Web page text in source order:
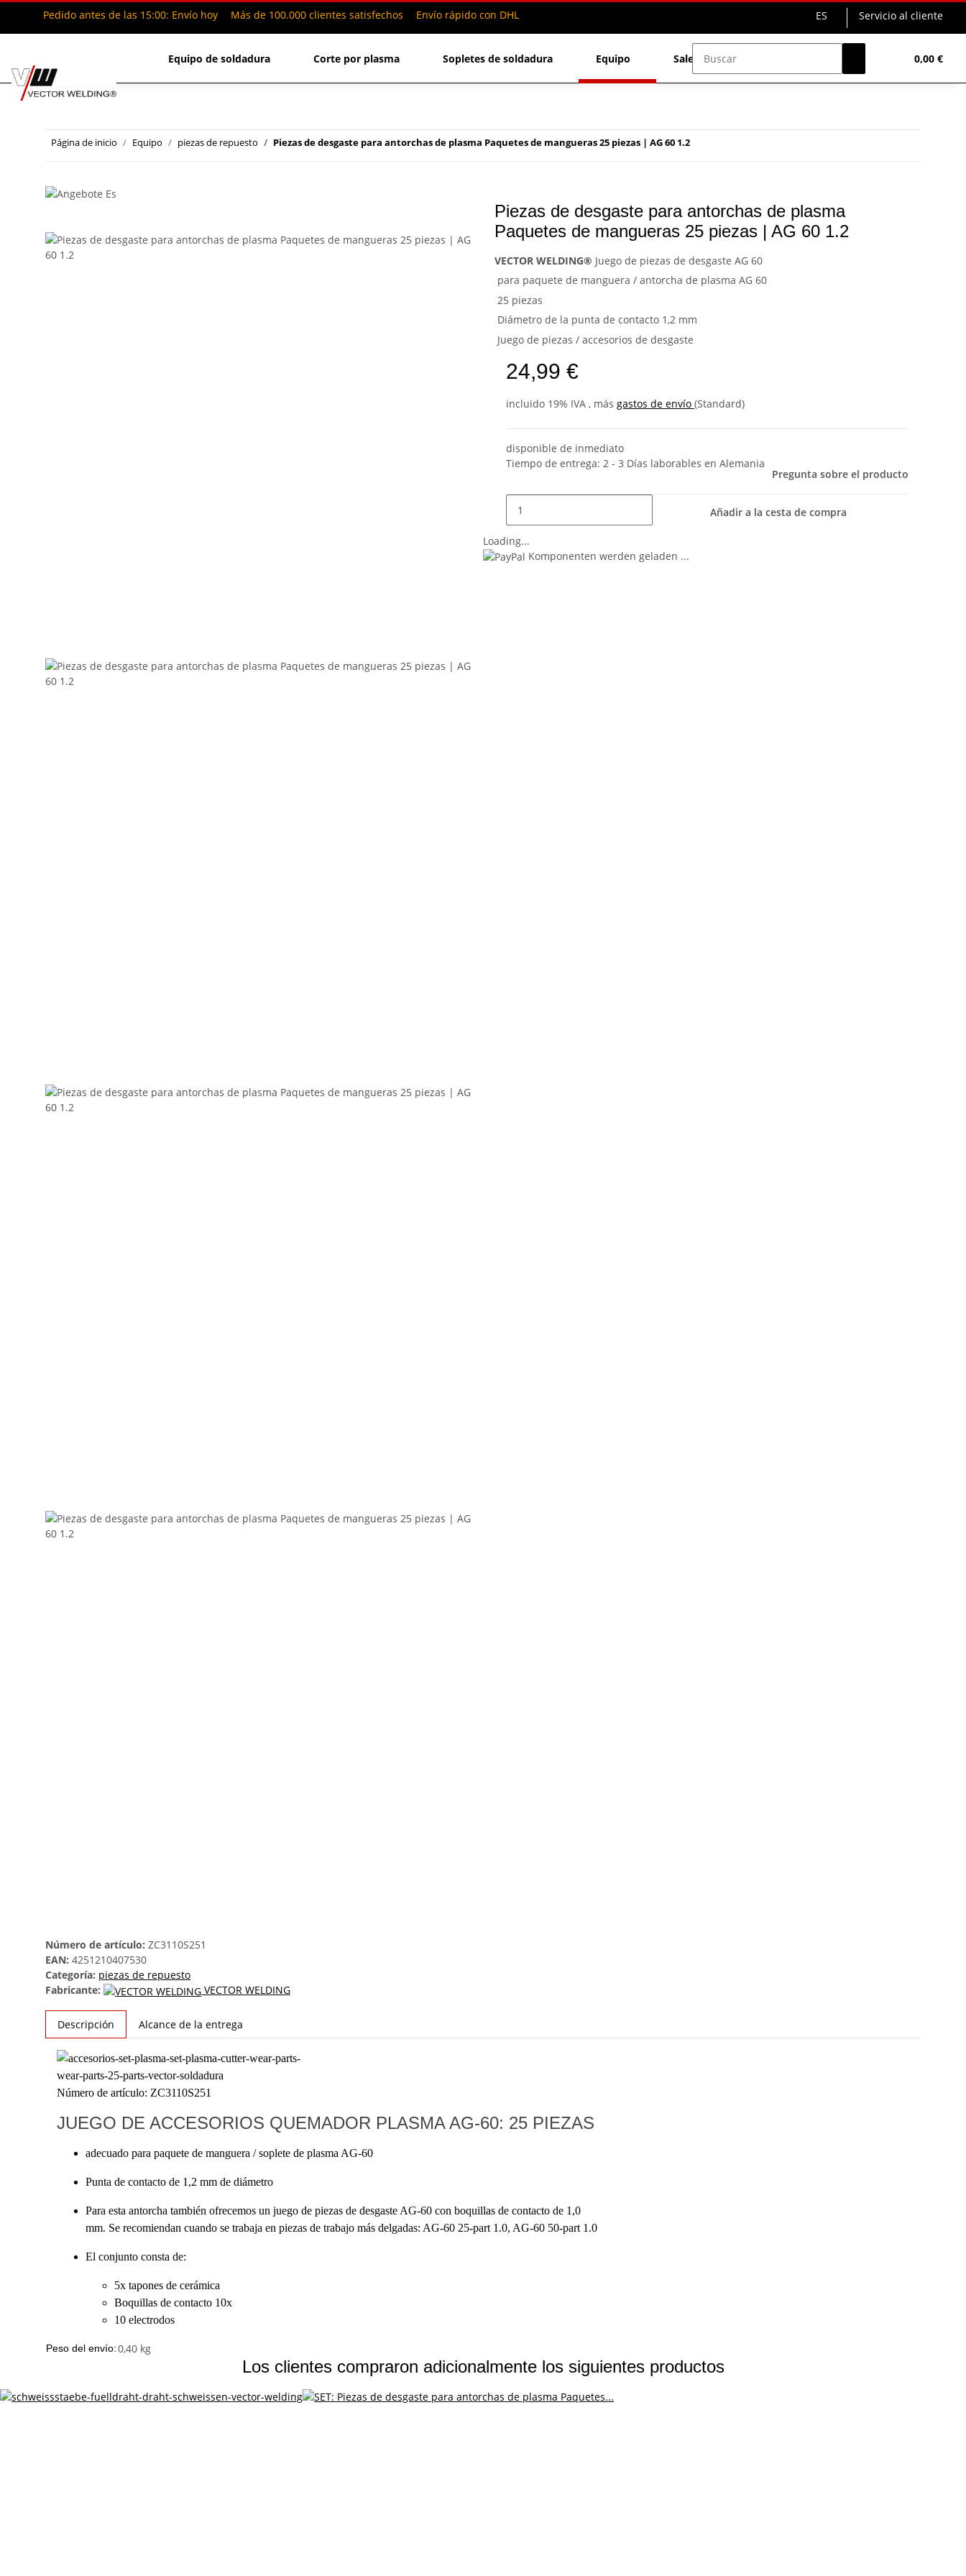
ES Servicio al cliente
Pedido antes de las 15:00: Envío hoy Más de 100.000 clientes satisfechos Envío rápido con DHL
0,00 €
Equipo de soldadura Corte por plasma Sopletes de soldadura Equipo Sale%
Página de inicio Equipo piezas de repuesto Piezas de desgaste para antorchas de plasma Paquetes de mangueras 25 piezas | AG 60 1.2
Número de artículo: ZC3110S251
EAN: 4251210407530
Categoría: piezas de repuesto
Fabricante:
VECTOR WELDING
Piezas de desgaste para antorchas de plasma
Paquetes de mangueras 25 piezas | AG 60 1.2
VECTOR WELDING® Juego de piezas de desgaste AG 60
para paquete de manguera / antorcha de plasma AG 60
25 piezas
Diámetro de la punta de contacto 1,2 mm
Juego de piezas / accesorios de desgaste
24,99 €
incluido 19% IVA , más gastos de envío (Standard)
disponible de inmediato
Tiempo de entrega: 2 - 3 Días laborables en Alemania
Pregunta sobre el producto
Añadir a la cesta de compra
Loading...
Komponenten werden geladen ...
Descripción Alcance de la entrega
Número de artículo: ZC3110S251
JUEGO DE ACCESORIOS QUEMADOR PLASMA AG-60: 25 PIEZAS
adecuado para paquete de manguera / soplete de plasma AG-60
Punta de contacto de 1,2 mm de diámetro
Para esta antorcha también ofrecemos un juego de piezas de desgaste AG-60 con boquillas de contacto de 1,0
mm. Se recomiendan cuando se trabaja en piezas de trabajo más delgadas: AG-60 25-part 1.0, AG-60 50-part 1.0
El conjunto consta de:
5x tapones de cerámica
Boquillas de contacto 10x
10 electrodos
Peso del envío:0,40 kg
Los clientes compraron adicionalmente los siguientes productos